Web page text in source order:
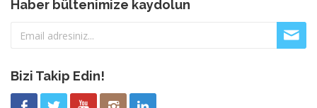
Haber bültenimize kaydolun
Bizi Takip Edin!